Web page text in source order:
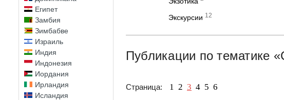
Египет
Замбия
Зимбабве
Израиль
Индия
Индонезия
Иордания
Ирландия
Исландия
Экскурсии 12
Публикации по тематике
Страница: 1 2 3 4 5 6